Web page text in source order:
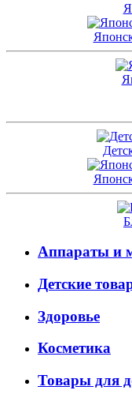
Аппараты и
Детские
Здоровье
Косметика
Товары для